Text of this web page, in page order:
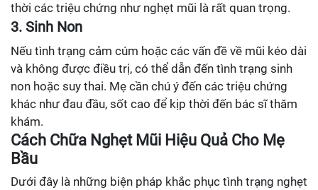
thời các triệu chứng như nghẹt mũi là rất quan trọng.
3. Sinh Non
Nếu tình trạng cảm cúm hoặc các vấn đề về mũi kéo dài
và không được điều trị, có thể dẫn đến tình trạng sinh
non hoặc suy thai. Mẹ cần chú ý đến các triệu chứng
khác như đau đầu, sốt cao để kịp thời đến bác sĩ thăm
khám.
Cách Chữa Nghẹt Mũi Hiệu Quả Cho Mẹ
Bầu
Dưới đây là những biện pháp khắc phục tình trạng nghẹt